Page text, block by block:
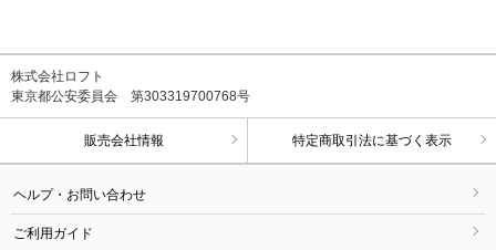
株式会社ロフト
東京都公安委員会 第303319700768号
販売会社情報 特定商取引法に基づく表示
ヘルプ・お問い合わせ
ご利用ガイド